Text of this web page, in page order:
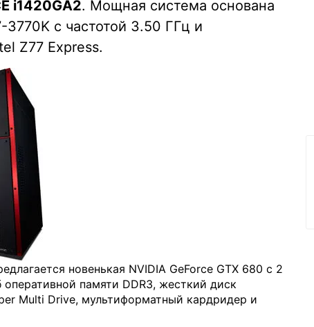
i1420GA2. Мощная система основана
с частотой 3.50 ГГц и
Z77 Express.
новенькая NVIDIA GeForce GTX 680 с 2
памяти DDR3, жесткий диск
Multi Drive, мультиформатный кардридер и